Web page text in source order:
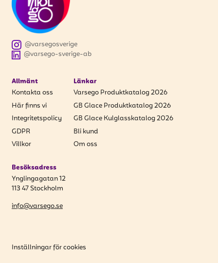
@varsego-sverige-ab
@varsegosverige
Allmänt
Kontakta oss
Här finns vi
Integritetspolicy
GDPR
Villkor
Länkar
Varsego Produktkatalog 2026
GB Glace Produktkatalog 2026
GB Glace Kulglasskatalog 2026
Bli kund
Om oss
Besöksadress
Ynglingagatan 12
113 47 Stockholm
info@varsego.se
Inställningar för cookies